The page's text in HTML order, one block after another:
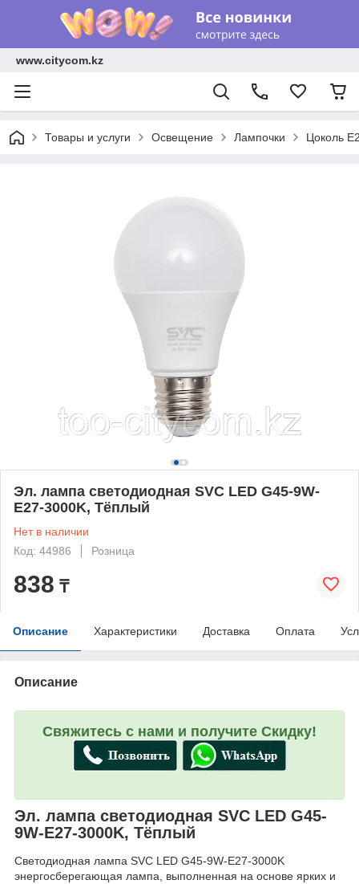
www.citycom.kz
Товары и услуги Освещение Лампочки Цоколь
Эл. лампа светодиодная SVC LED G45-9W-
E27-3000K, Тёплый
Нет в наличии
Код: 44986
Розница
838 ₸
Описание Характеристики Доставка Оплата
Описание
Свяжитесь с нами и получите Скидку!
Эл. лампа светодиодная SVC LED G45-
9W-E27-3000K, Тёплый
Светодиодная лампа SVC LED G45-9W-E27-3000K
энергосберегающая лампа, выполненная на основе ярких и